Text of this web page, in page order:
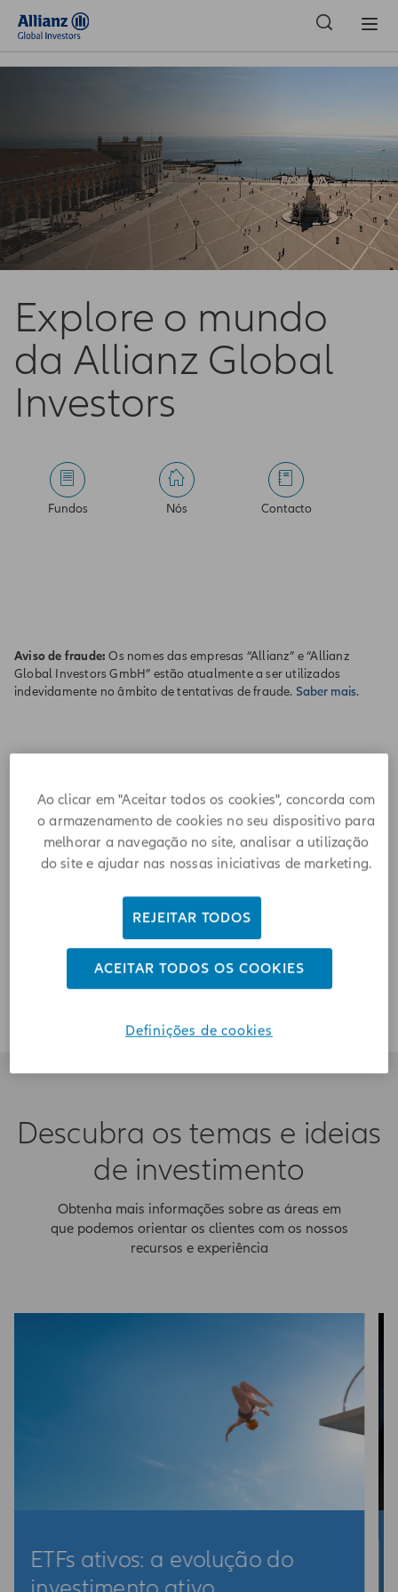
Explore o mundo
da Allianz Global
Investors
Fundos Nós Contacto
Aviso de fraude: Os nomes das empresas “Allianz” e “Allianz
Global Investors GmbH” estão atualmente a ser utilizados
indevidamente no âmbito de tentativas de fraude. Saber mais.
Descubra os temas e ideias
de investimento
Obtenha mais informações sobre as áreas em
que podemos orientar os clientes com os nossos
recursos e experiência
a evolução do
Ao clicar em "Aceitar todos os cookies", concorda com
o armazenamento de cookies no seu dispositivo para
melhorar a navegação no site, analisar a utilização
do site e ajudar nas nossas iniciativas de marketing.
REJEITAR TODOS
ACEITAR TODOS OS COOKIES
Definições de cookies